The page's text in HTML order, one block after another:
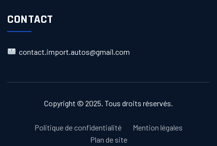
CONTACT
contact.import.autos@gmail.com
Copyright © 2025. Tous droits réservés.
Politique de confidentialité
Mention légales
Plan de site